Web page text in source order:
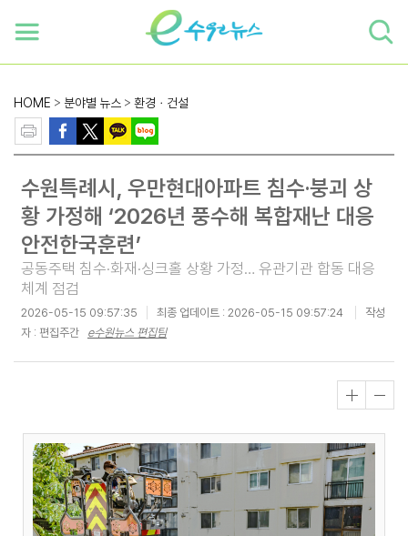
HOME > 분야별 뉴스 > 환경ㆍ건설
수원특례시, 우만현대아파트 침수·붕괴 상
황 가정해 ‘2026년 풍수해 복합재난 대응
안전한국훈련’
공동주택 침수·화재·싱크홀 상황 가정… 유관기관 합동 대응
체계 점검
2026-05-15 09:57:35 최종 업데이트 : 2026-05-15 09:57:24
작성
자 : 편집주간 e수원뉴스 편집팀